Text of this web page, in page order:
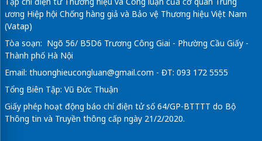
ương Hiệp hội Chống hàng giả và Bảo vệ Thương hiệu Việt Nam
(Vatap)
Tòa soạn: Ngõ 56/ B5D6 Trương Công Giai - Phường Cầu Giấy -
Thành phố Hà Nội
Email: thuonghieucongluan@gmail.com - ĐT: 093 172 5555
Tổng Biên Tập: Vũ Đức Thuận
Giấy phép hoạt động báo chí điện tử số 64/GP-BTTTT do Bộ
Thông tin và Truyền thông cấp ngày 21/2/2020.